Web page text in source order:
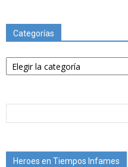
Categorías
Categorías
Heroes en Tiempos Infames